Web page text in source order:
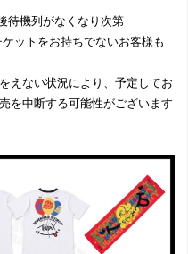
待機列がなくなり次第
ットをお持ちでないお客様も
えない状況により、予定してお
を中断する可能性がございます